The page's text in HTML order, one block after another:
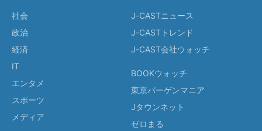
社会
政治
経済
IT
エンタメ
スポーツ
メディア
J-CASTニュース
J-CASTトレンド
J-CAST会社ウォッチ
BOOKウォッチ
東京バーゲンマニア
Jタウンネット
ゼロまる